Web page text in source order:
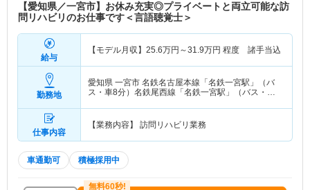
【愛知県／一宮市】お休み充実◎プライベートと両立可能な訪
問リハビリのお仕事です＜言語聴覚士＞
給与
【モデル月収】 25.6万円～31.9万円 程度 諸手当込
勤務地
愛知県 一宮市 名鉄名古屋本線「名鉄一宮駅」（バ
ス・車8分）名鉄尾西線「名鉄一宮駅」（バス・車8
仕事内容
【業務内容】 訪問リハビリ業務
車通勤可 積極採用中